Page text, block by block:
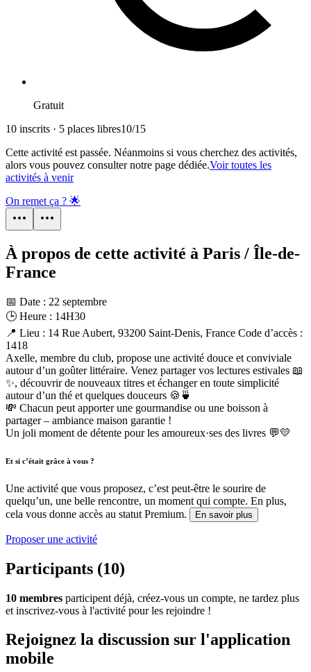
Gratuit
10 inscrits · 5 places libres10/15
Cette activité est passée. Néanmoins si vous cherchez des activités,
alors vous pouvez consulter notre page dédiée.Voir toutes les
activités à venir
On remet ça ? 🌟
À propos de cette activité à Paris / Île-de-
France
📅 Date : 22 septembre
🕒 Heure : 14H30
📍 Lieu : 14 Rue Aubert, 93200 Saint-Denis, France Code d’accès :
1418
Axelle, membre du club, propose une activité douce et conviviale
autour d’un goûter littéraire. Venez partager vos lectures estivales 📖
✨, découvrir de nouveaux titres et échanger en toute simplicité
autour d’un thé et quelques douceurs 🍪🍵
💸 Chacun peut apporter une gourmandise ou une boisson à
partager – ambiance maison garantie !
Un joli moment de détente pour les amoureux·ses des livres 💬💛
Et si c’était grâce à vous ?
Une activité que vous proposez, c’est peut-être le sourire de
quelqu’un, une belle rencontre, un moment qui compte. En plus,
cela vous donne accès au statut Premium.
En savoir plus
Proposer une activité
Participants (10)
10 membres participent déjà, créez-vous un compte, ne tardez plus
et inscrivez-vous à l'activité pour les rejoindre !
Rejoignez la discussion sur l'application
mobile